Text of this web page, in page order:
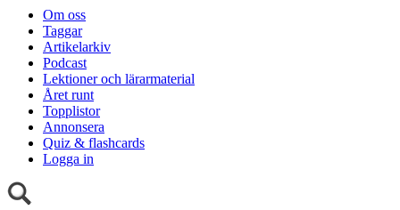
Om oss
Taggar
Artikelarkiv
Podcast
Lektioner och lärarmaterial
Året runt
Topplistor
Annonsera
Quiz & flashcards
Logga in